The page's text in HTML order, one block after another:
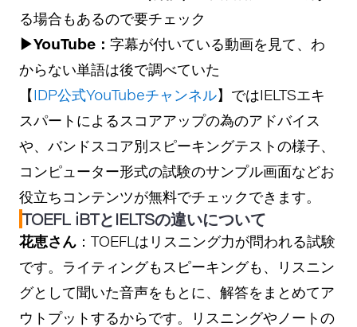
る場合もあるので要チェック
▶YouTube： 字幕が付いている動画を見て、わ
からない単語は後で調べていた
【IDP公式YouTubeチャンネル】ではIELTSエキ
スパートによるスコアアップの為のアドバイス
や、バンドスコア別スピーキングテストの様子、
コンピューター形式の試験のサンプル画面などお
役立ちコンテンツが無料でチェックできます。
TOEFL iBTとIELTSの違いについて
花恵さん ：TOEFLはリスニング力が問われる試験
です。ライティングもスピーキングも、リスニン
グとして聞いた音声をもとに、解答をまとめてア
ウトプットするからです。リスニングやノートの